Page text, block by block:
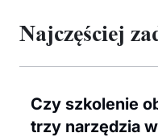
Najczęściej
Czy szkolenie
trzy narzędzia